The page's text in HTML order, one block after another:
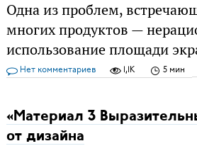
Одна из проблем,
многих продуктов —
использование площади
Нет комментариев 1,1K 5 мин
«Материал 3
от дизайна